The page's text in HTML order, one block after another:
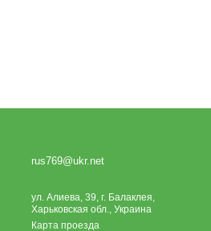
rus769@ukr.net
ул. Алиева, 39, г. Балаклея,
Харьковская обл., Украина
Карта проезда